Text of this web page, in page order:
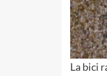
La bici